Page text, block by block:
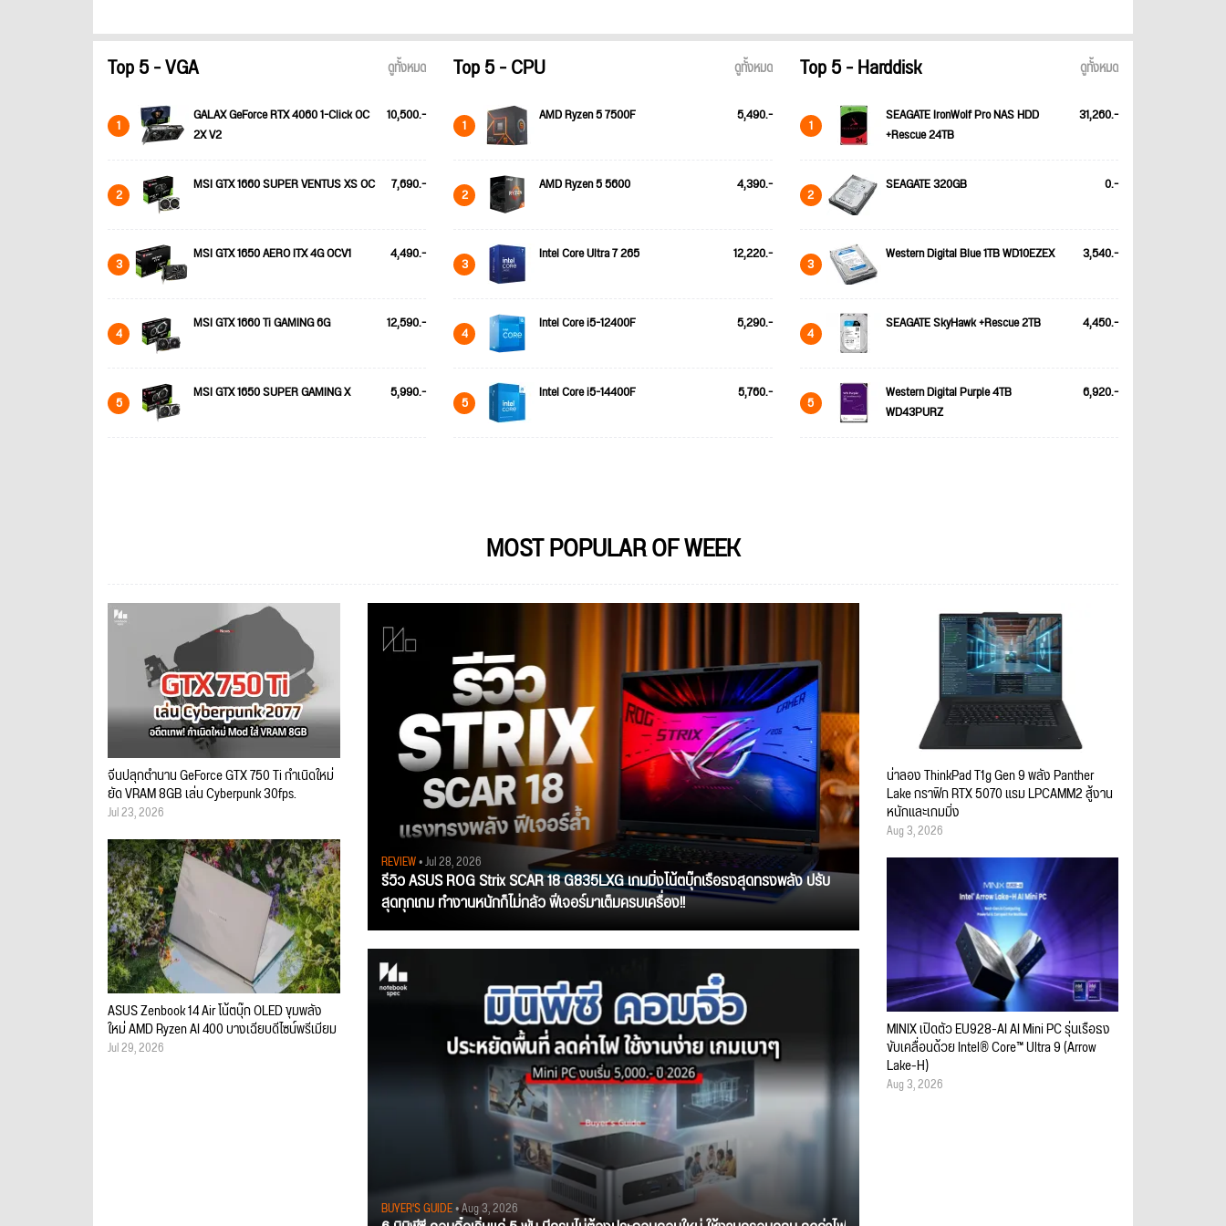
Top 5 - VGA ดูทั้งหมด
1
GALAX GeForce RTX 4060 1-Click OC
2X V2
10,500.-
2 MSI GTX 1660 SUPER VENTUS XS OC 7,690.-
3 MSI GTX 1650 AERO ITX 4G OCV1 4,490.-
4 MSI GTX 1660 Ti GAMING 6G 12,590.-
5 MSI GTX 1650 SUPER GAMING X 5,990.-
Top 5 - CPU ดูทั้งหมด
1 AMD Ryzen 5 7500F 5,490.-
2 AMD Ryzen 5 5600 4,390.-
3 Intel Core Ultra 7 265 12,220.-
4 Intel Core i5-12400F 5,290.-
5 Intel Core i5-14400F 5,760.-
Top 5 - Harddisk ดูทั้งหมด
1
SEAGATE IronWolf Pro NAS HDD
+Rescue 24TB
31,260.-
2 SEAGATE 320GB 0.-
3 Western Digital Blue 1TB WD10EZEX 3,540.-
4 SEAGATE SkyHawk +Rescue 2TB 4,450.-
5
Western Digital Purple 4TB
WD43PURZ
6,920.-
MOST POPULAR OF WEEK
REVIEW• Jul 28, 2026
รีวิว ASUS ROG Strix SCAR 18 G835LXG เกมมิ่งโน้ตบุ๊กเรือธงสุดทรงพลัง ปรับ
สุดทุกเกม ทำงานหนักก็ไม่กลัว ฟีเจอร์มาเต็มครบเครื่อง!!
BUYER'S GUIDE• Aug 3, 2026
จีนปลุกตำนาน GeForce GTX 750 Ti กำเนิดใหม่
ยัด VRAM 8GB เล่น Cyberpunk 30fps.
Jul 23, 2026
ASUS Zenbook 14 Air โน้ตบุ๊ก OLED ขุมพลัง
ใหม่ AMD Ryzen AI 400 บางเฉียบดีไซน์พรีเมียม
Jul 29, 2026
น่าลอง ThinkPad T1g Gen 9 พลัง Panther
Lake กราฟิก RTX 5070 แรม LPCAMM2 สู้งาน
หนักและเกมมิ่ง
Aug 3, 2026
MINIX เปิดตัว EU928-AI AI Mini PC รุ่นเรือธง
ขับเคลื่อนด้วย Intel® Core™ Ultra 9 (Arrow
Lake-H)
Aug 3, 2026